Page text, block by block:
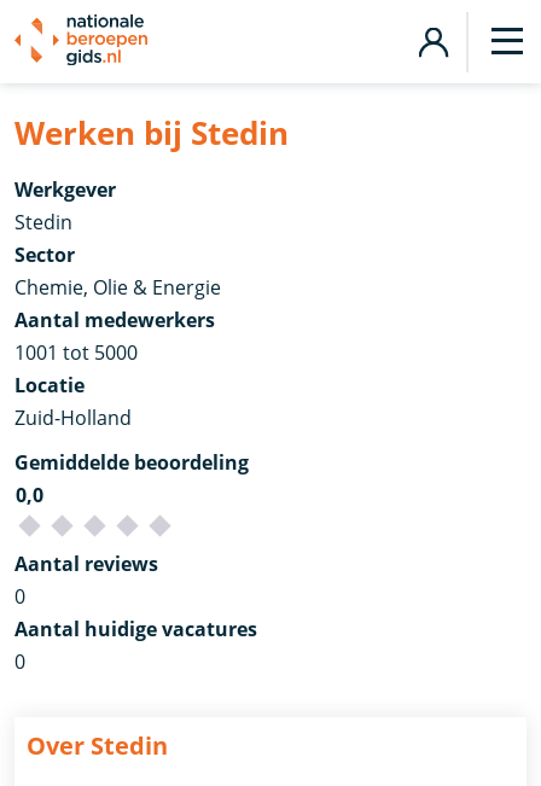
Werken bij Stedin
Werkgever
Stedin
Sector
Chemie, Olie & Energie
Aantal medewerkers
1001 tot 5000
Locatie
Zuid-Holland
Gemiddelde beoordeling
0,0
Aantal reviews
0
Aantal huidige vacatures
0
Over Stedin